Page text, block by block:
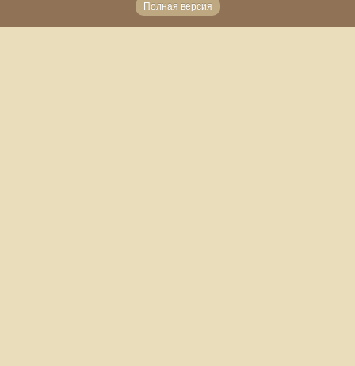
Полная версия